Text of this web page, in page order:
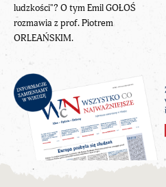
ludzkości"? O tym Emil GOŁOŚ
rozmawia z prof. Piotrem
ORLEAŃSKIM.